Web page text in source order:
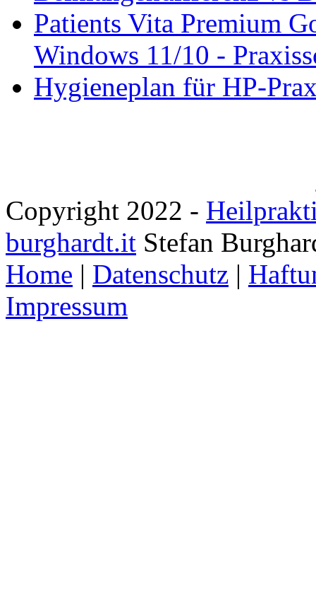
Patients Vita Premium
Windows 11/10 -
Hygieneplan für HP-
Copyright 2022 -
burghardt.it Stefan
Home | Datenschutz |
Impressum